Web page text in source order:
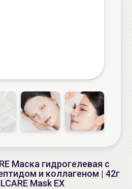
Маска гидрогелевая с
и коллагеном | 42г
Mask EX